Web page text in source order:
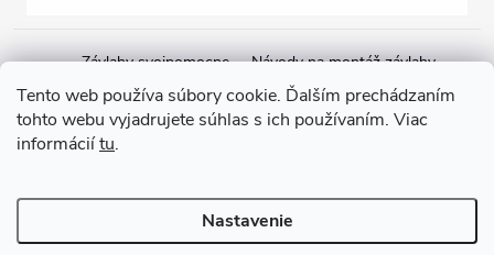
Tento web používa súbory cookie. Ďalším prechádzaním
tohto webu vyjadrujete súhlas s ich používaním. Viac
informáciítu.
Nastavenie
Závlahy svojpomocne
Návody na montáž závlahy
Cenová ponuka na závlahu
Blogové články
Čerpacie zostavy
Poradenstvo
Ponorné čerpadlá
Vytvoril Shoptet
Copyright 2026GARDEN STREET. Všetky práva vyhradené.